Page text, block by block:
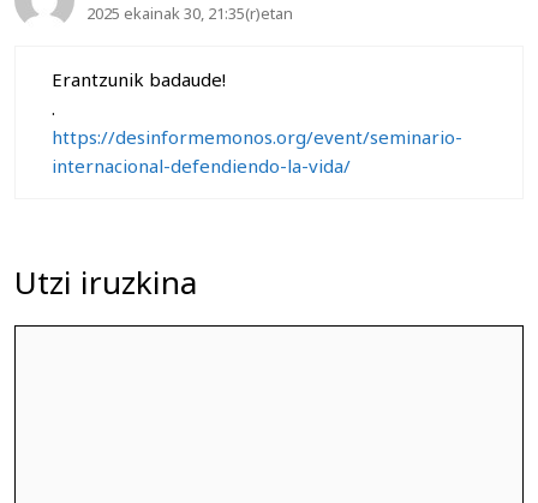
2025 ekainak 30, 21:35(r)etan
Erantzunik badaude!
.
https://desinformemonos.org/event/seminario-
internacional-defendiendo-la-vida/
Utzi iruzkina